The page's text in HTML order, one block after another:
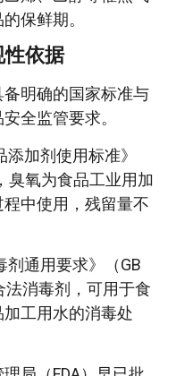
保鲜期。
性依据
明确的国家标准与
全监管要求。
加剂使用标准》
臭氧为食品工业用加
中使用，残留量不
通用要求》（GB
法消毒剂，可用于食
工用水的消毒处